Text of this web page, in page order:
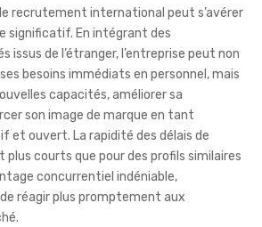
le recrutement international peut s’avérer
significatif. En intégrant des
issus de l’étranger, l’entreprise peut non
besoins immédiats en personnel, mais
capacités, améliorer sa
son image de marque en tant
et ouvert. La rapidité des délais de
courts que pour des profils similaires
concurrentiel indéniable,
réagir plus promptement aux